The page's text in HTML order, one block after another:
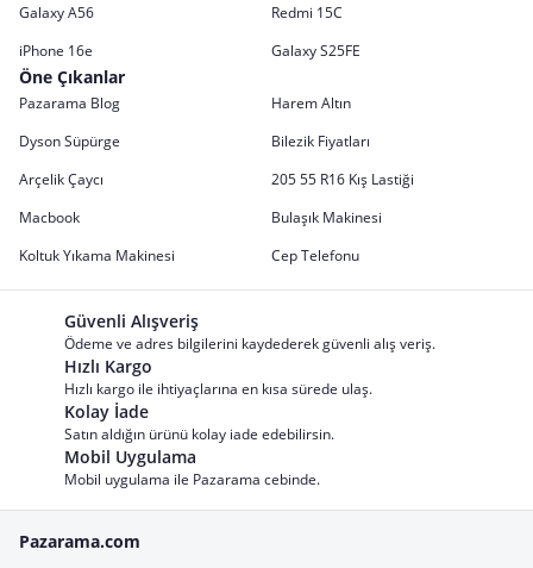
Galaxy A56
Redmi 15C
iPhone 16e
Galaxy S25FE
Öne Çıkanlar
Pazarama Blog
Harem Altın
Dyson Süpürge
Bilezik Fiyatları
Arçelik Çaycı
205 55 R16 Kış Lastiği
Macbook
Bulaşık Makinesi
Koltuk Yıkama Makinesi
Cep Telefonu
Güvenli Alışveriş
Ödeme ve adres bilgilerini kaydederek güvenli alış veriş.
Hızlı Kargo
Hızlı kargo ile ihtiyaçlarına en kısa sürede ulaş.
Kolay İade
Satın aldığın ürünü kolay iade edebilirsin.
Mobil Uygulama
Mobil uygulama ile Pazarama cebinde.
Pazarama.com